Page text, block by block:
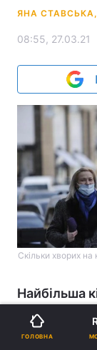
ЯНА СТАВСЬКА,
08:55, 27.03.21
Скільки хворих на
Найбільша
випадків
Львівській
ГОЛОВНА